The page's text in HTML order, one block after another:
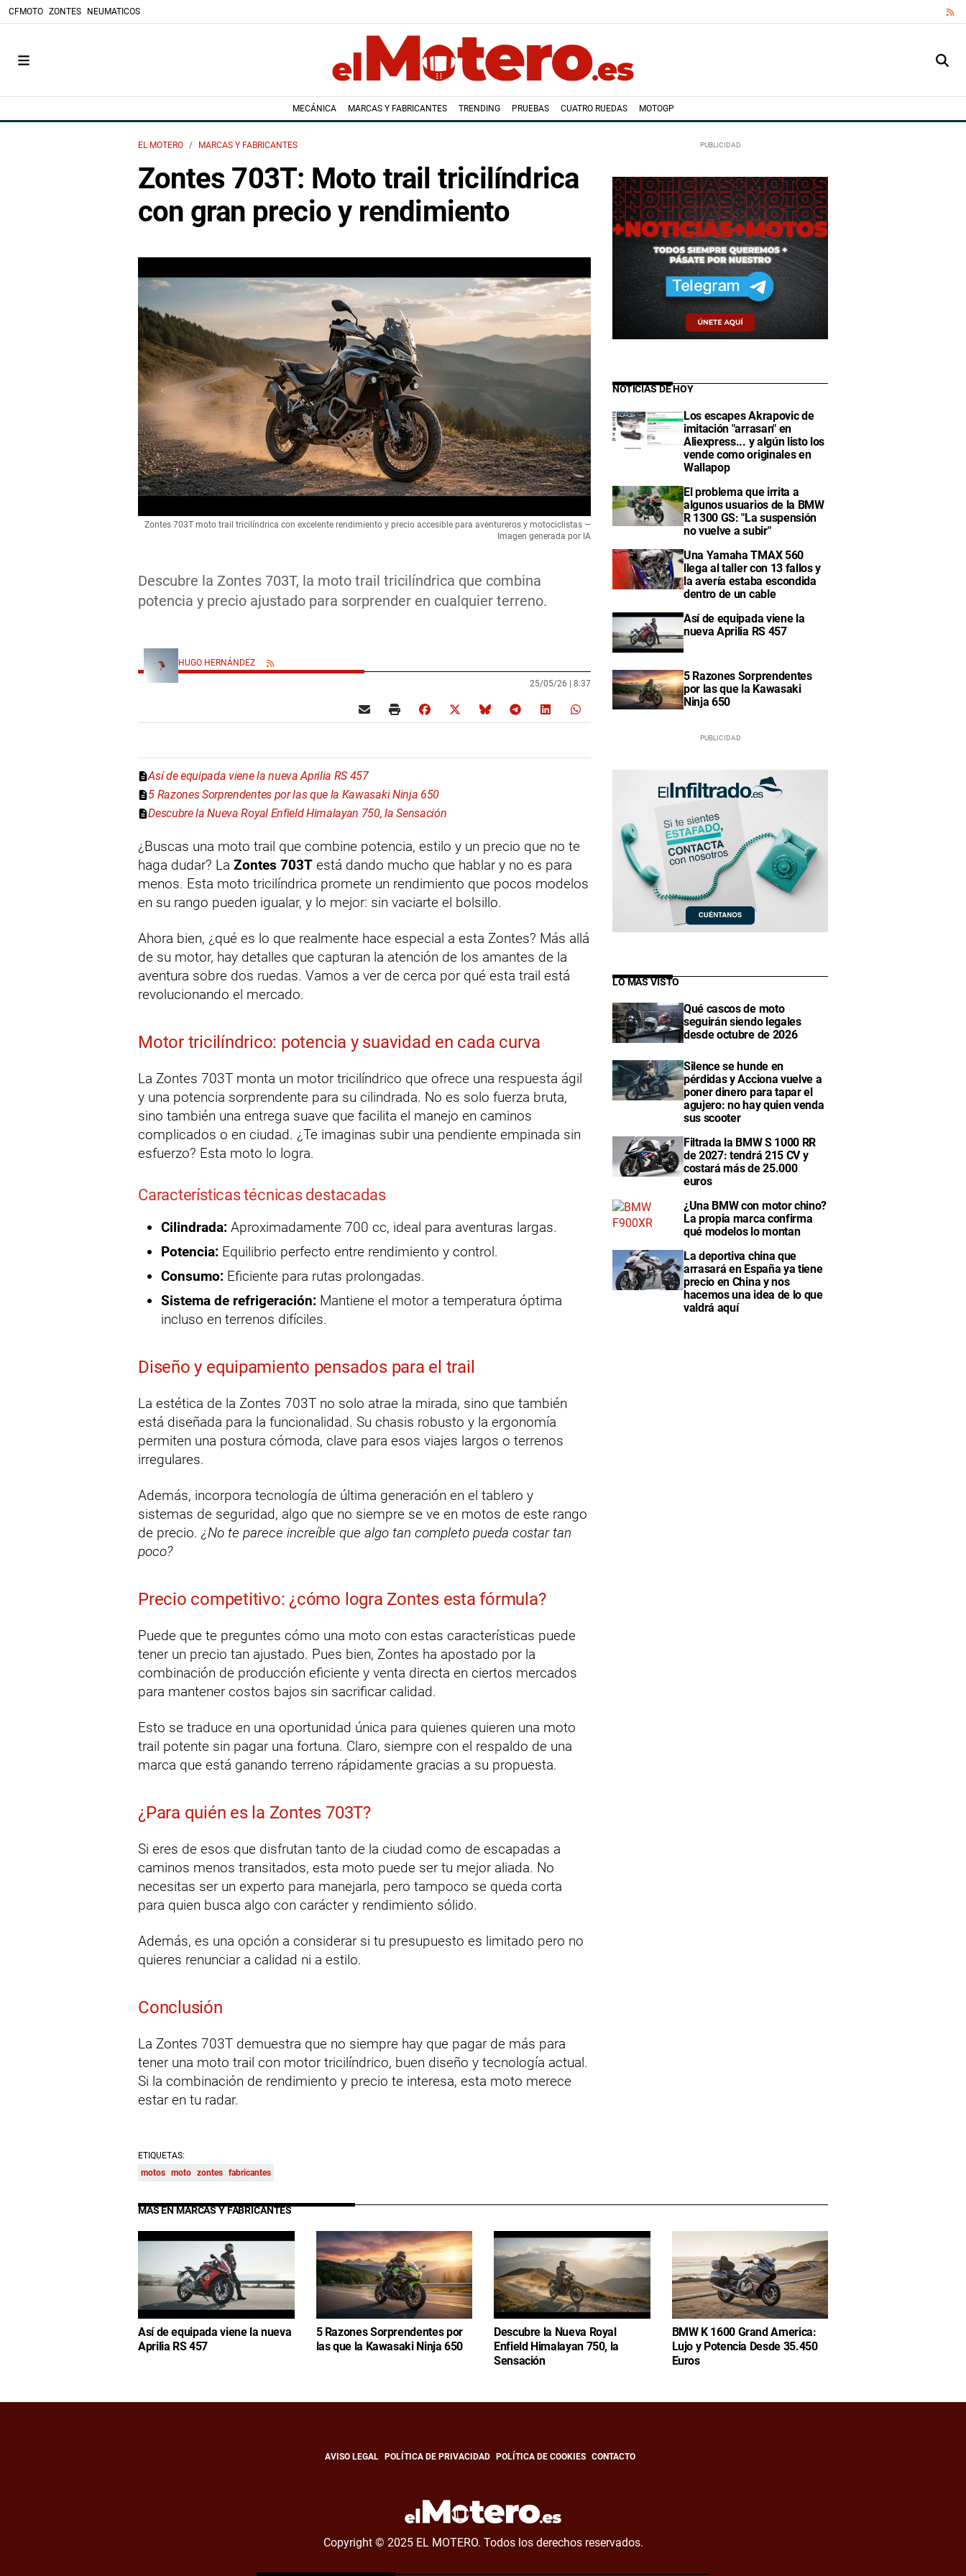
CFMOTO ZONTES NEUMATICOS
MECÁNICA MARCAS Y FABRICANTES TRENDING PRUEBAS CUATRO RUEDAS MOTOGP
EL MOTERO MARCAS Y FABRICANTES
Zontes 703T: Moto trail tricilíndrica
con gran precio y rendimiento
Descubre la Zontes 703T, la moto trail tricilíndrica que combina
potencia y precio ajustado para sorprender en cualquier terreno.
Zontes 703T moto trail tricilíndrica con excelente rendimiento y precio accesible para aventureros y motociclistas —
Imagen generada por IA
HUGO HERNÁNDEZ
25/05/26 | 8:37
Así de equipada viene la nueva Aprilia RS 457
5 Razones Sorprendentes por las que la Kawasaki Ninja 650
Descubre la Nueva Royal Enfield Himalayan 750, la Sensación
¿Buscas una moto trail que combine potencia, estilo y un precio que no te
haga dudar? La Zontes 703T está dando mucho que hablar y no es para
menos. Esta moto tricilíndrica promete un rendimiento que pocos modelos
en su rango pueden igualar, y lo mejor: sin vaciarte el bolsillo.
Ahora bien, ¿qué es lo que realmente hace especial a esta Zontes? Más allá
de su motor, hay detalles que capturan la atención de los amantes de la
aventura sobre dos ruedas. Vamos a ver de cerca por qué esta trail está
revolucionando el mercado.
Motor tricilíndrico: potencia y suavidad en cada curva
La Zontes 703T monta un motor tricilíndrico que ofrece una respuesta ágil
y una potencia sorprendente para su cilindrada. No es solo fuerza bruta,
sino también una entrega suave que facilita el manejo en caminos
complicados o en ciudad. ¿Te imaginas subir una pendiente empinada sin
esfuerzo? Esta moto lo logra.
Características técnicas destacadas
Cilindrada: Aproximadamente 700 cc, ideal para aventuras largas.
Potencia: Equilibrio perfecto entre rendimiento y control.
Consumo: Eficiente para rutas prolongadas.
Sistema de refrigeración: Mantiene el motor a temperatura óptima
incluso en terrenos difíciles.
Diseño y equipamiento pensados para el trail
La estética de la Zontes 703T no solo atrae la mirada, sino que también
está diseñada para la funcionalidad. Su chasis robusto y la ergonomía
permiten una postura cómoda, clave para esos viajes largos o terrenos
irregulares.
Además, incorpora tecnología de última generación en el tablero y
sistemas de seguridad, algo que no siempre se ve en motos de este rango
de precio. ¿No te parece increíble que algo tan completo pueda costar tan
poco?
Precio competitivo: ¿cómo logra Zontes esta fórmula?
Puede que te preguntes cómo una moto con estas características puede
tener un precio tan ajustado. Pues bien, Zontes ha apostado por la
combinación de producción eficiente y venta directa en ciertos mercados
para mantener costos bajos sin sacrificar calidad.
Esto se traduce en una oportunidad única para quienes quieren una moto
trail potente sin pagar una fortuna. Claro, siempre con el respaldo de una
marca que está ganando terreno rápidamente gracias a su propuesta.
¿Para quién es la Zontes 703T?
Si eres de esos que disfrutan tanto de la ciudad como de escapadas a
caminos menos transitados, esta moto puede ser tu mejor aliada. No
necesitas ser un experto para manejarla, pero tampoco se queda corta
para quien busca algo con carácter y rendimiento sólido.
Además, es una opción a considerar si tu presupuesto es limitado pero no
quieres renunciar a calidad ni a estilo.
Conclusión
La Zontes 703T demuestra que no siempre hay que pagar de más para
tener una moto trail con motor tricilíndrico, buen diseño y tecnología actual.
Si la combinación de rendimiento y precio te interesa, esta moto merece
estar en tu radar.
ETIQUETAS:
motos moto zontes fabricantes
NOTICIAS DE HOY
Los escapes Akrapovic de
imitación "arrasan" en
Aliexpress... y algún listo los
vende como originales en
Wallapop
El problema que irrita a
algunos usuarios de la BMW
R 1300 GS: "La suspensión
no vuelve a subir"
Una Yamaha TMAX 560
llega al taller con 13 fallos y
la avería estaba escondida
dentro de un cable
Así de equipada viene la
nueva Aprilia RS 457
5 Razones Sorprendentes
por las que la Kawasaki
Ninja 650
LO MÁS VISTO
Qué cascos de moto
seguirán siendo legales
desde octubre de 2026
Silence se hunde en
pérdidas y Acciona vuelve a
poner dinero para tapar el
agujero: no hay quien venda
sus scooter
Filtrada la BMW S 1000 RR
de 2027: tendrá 215 CV y
costará más de 25.000
euros
¿Una BMW con motor chino?
La propia marca confirma
qué modelos lo montan
La deportiva china que
arrasará en España ya tiene
precio en China y nos
hacemos una idea de lo que
valdrá aquí
MÁS EN MARCAS Y FABRICANTES
Así de equipada viene la nueva
Aprilia RS 457
5 Razones Sorprendentes por
las que la Kawasaki Ninja 650
Descubre la Nueva Royal
Enfield Himalayan 750, la
Sensación
BMW K 1600 Grand America:
Lujo y Potencia Desde 35.450
Euros
AVISO LEGAL POLÍTICA DE PRIVACIDAD POLÍTICA DE COOKIES CONTACTO
Copyright © 2025 EL MOTERO. Todos los derechos reservados.